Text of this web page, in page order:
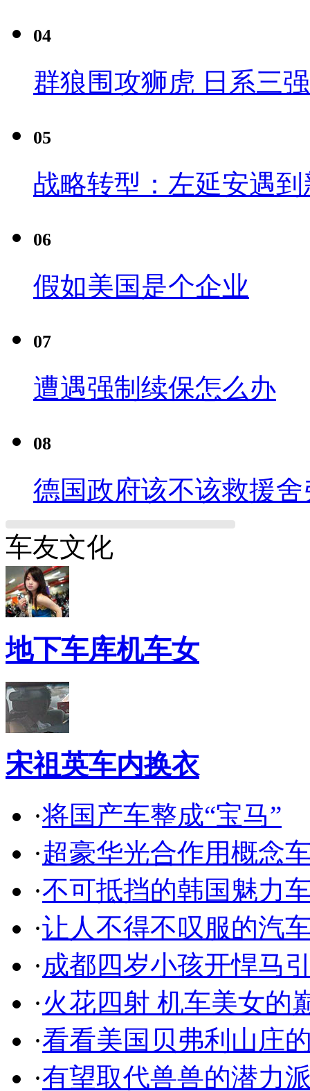
04
群狼围攻狮虎 日系三
05
战略转型：左延安遇
06
假如美国是个企业
07
遭遇强制续保怎么办
08
德国政府该不该救援舍
车友文化
地下车库机车女
宋祖英车内换衣
·将国产车整成“宝马”
·超豪华光合作用概念
·不可抵挡的韩国魅力
·让人不得不叹服的汽
·成都四岁小孩开悍马
·火花四射 机车美女的
·看看美国贝弗利山庄
·有望取代兽兽的潜力